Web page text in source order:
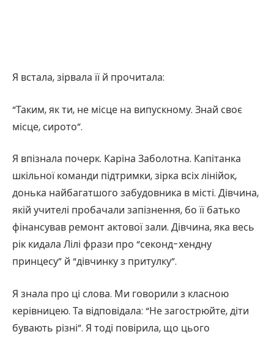
Я встала, зірвала її й прочитала:
“Таким, як ти, не місце на випускному. Знай своє
місце, сирото”.
Я впізнала почерк. Каріна Заболотна. Капітанка
шкільної команди підтримки, зірка всіх лінійок,
донька найбагатшого забудовника в місті. Дівчина,
якій учителі пробачали запізнення, бо її батько
фінансував ремонт актової зали. Дівчина, яка весь
рік кидала Лілі фрази про “секонд-хендну
принцесу” й “дівчинку з притулку”.
Я знала про ці слова. Ми говорили з класною
керівницею. Та відповідала: “Не загострюйте, діти
бувають різні”. Я тоді повірила, що цього